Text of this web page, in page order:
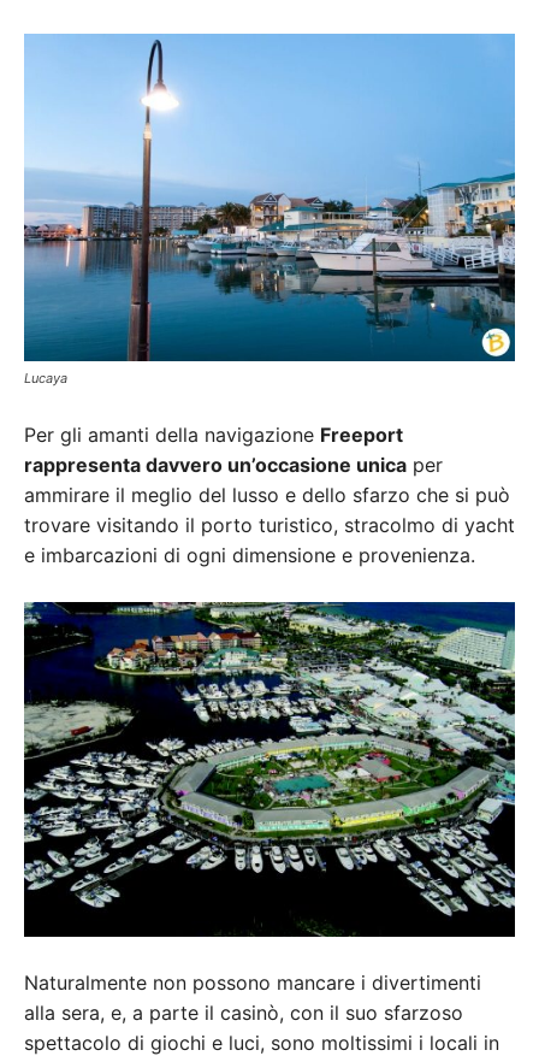
Lucaya
Per gli amanti della navigazione Freeport
rappresenta davvero un’occasione unica per
ammirare il meglio del lusso e dello sfarzo che si può
trovare visitando il porto turistico, stracolmo di yacht
e imbarcazioni di ogni dimensione e provenienza.
Naturalmente non possono mancare i divertimenti
alla sera, e, a parte il casinò, con il suo sfarzoso
spettacolo di giochi e luci, sono moltissimi i locali in